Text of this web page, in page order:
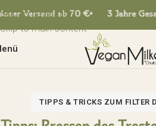
Skip to navigation
Skip to main content
Versand ab 70 € 3 Jahre
TIPPS & TRICKS ZUM FILTER